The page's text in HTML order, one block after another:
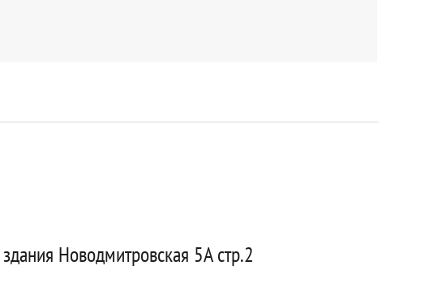
Новодмитровская 5А стр.2